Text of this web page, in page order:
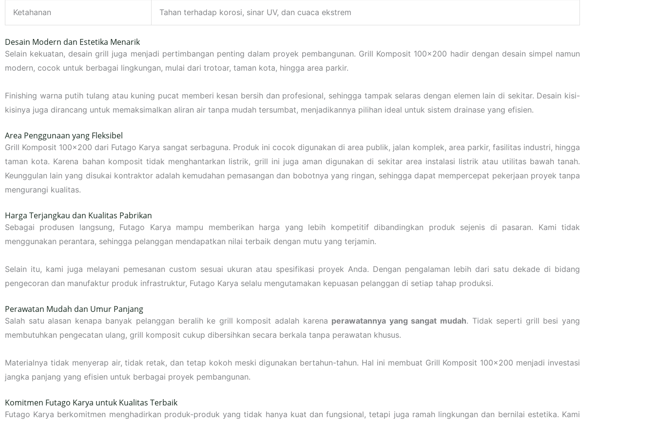
Ketahanan Tahan terhadap korosi, sinar UV, dan cuaca ekstrem
Desain Modern dan Estetika Menarik
Selain kekuatan, desain grill juga menjadi pertimbangan penting dalam proyek pembangunan. Grill Komposit 100×200 hadir dengan desain simpel namun
modern, cocok untuk berbagai lingkungan, mulai dari trotoar, taman kota, hingga area parkir.
Finishing warna putih tulang atau kuning pucat memberi kesan bersih dan profesional, sehingga tampak selaras dengan elemen lain di sekitar. Desain kisi-
kisinya juga dirancang untuk memaksimalkan aliran air tanpa mudah tersumbat, menjadikannya pilihan ideal untuk sistem drainase yang efisien.
Area Penggunaan yang Fleksibel
Grill Komposit 100×200 dari Futago Karya sangat serbaguna. Produk ini cocok digunakan di area publik, jalan komplek, area parkir, fasilitas industri, hingga
taman kota. Karena bahan komposit tidak menghantarkan listrik, grill ini juga aman digunakan di sekitar area instalasi listrik atau utilitas bawah tanah.
Keunggulan lain yang disukai kontraktor adalah kemudahan pemasangan dan bobotnya yang ringan, sehingga dapat mempercepat pekerjaan proyek tanpa
mengurangi kualitas.
Harga Terjangkau dan Kualitas Pabrikan
Sebagai produsen langsung, Futago Karya mampu memberikan harga yang lebih kompetitif dibandingkan produk sejenis di pasaran. Kami tidak
menggunakan perantara, sehingga pelanggan mendapatkan nilai terbaik dengan mutu yang terjamin.
Selain itu, kami juga melayani pemesanan custom sesuai ukuran atau spesifikasi proyek Anda. Dengan pengalaman lebih dari satu dekade di bidang
pengecoran dan manufaktur produk infrastruktur, Futago Karya selalu mengutamakan kepuasan pelanggan di setiap tahap produksi.
Perawatan Mudah dan Umur Panjang
Salah satu alasan kenapa banyak pelanggan beralih ke grill komposit adalah karena perawatannya yang sangat mudah. Tidak seperti grill besi yang
membutuhkan pengecatan ulang, grill komposit cukup dibersihkan secara berkala tanpa perawatan khusus.
Materialnya tidak menyerap air, tidak retak, dan tetap kokoh meski digunakan bertahun-tahun. Hal ini membuat Grill Komposit 100×200 menjadi investasi
jangka panjang yang efisien untuk berbagai proyek pembangunan.
Komitmen Futago Karya untuk Kualitas Terbaik
Futago Karya berkomitmen menghadirkan produk-produk yang tidak hanya kuat dan fungsional, tetapi juga ramah lingkungan dan bernilai estetika. Kami